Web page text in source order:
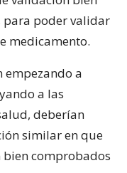
para poder validar
medicamento.
empezando a
a las
deberían
similar en que
bien comprobados